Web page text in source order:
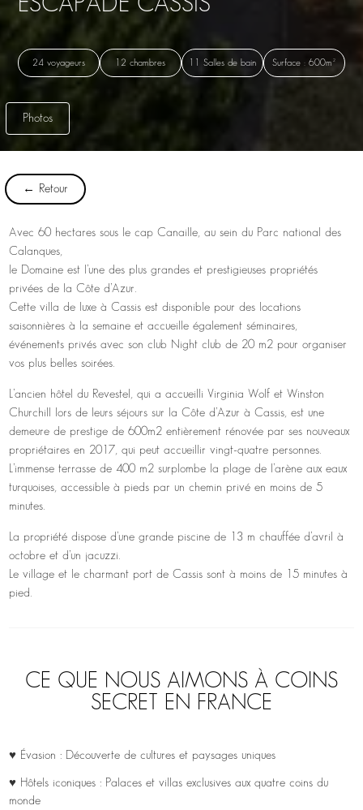
24 voyageurs 12 chambres 11 Salles de bain Surface : 600m²
Photos
← Retour
Avec 60 hectares sous le cap Canaille, au sein du Parc national des
Calanques,
le Domaine est l’une des plus grandes et prestigieuses propriétés
privées de la Côte d’Azur.
Cette villa de luxe à Cassis est disponible pour des locations
saisonnières à la semaine et accueille également séminaires,
événements privés avec son club Night club de 20 m2 pour organiser
vos plus belles soirées.
L’ancien hôtel du Revestel, qui a accueilli Virginia Wolf et Winston
Churchill lors de leurs séjours sur la Côte d’Azur à Cassis, est une
demeure de prestige de 600m2 entièrement rénovée par ses nouveaux
propriétaires en 2017, qui peut accueillir vingt-quatre personnes.
L’immense terrasse de 400 m2 surplombe la plage de l’arène aux eaux
turquoises, accessible à pieds par un chemin privé en moins de 5
minutes.
La propriété dispose d’une grande piscine de 13 m chauffée d’avril à
octobre et d’un jacuzzi.
Le village et le charmant port de Cassis sont à moins de 15 minutes à
pied.
CE QUE NOUS AIMONS À COINS
SECRET EN FRANCE
♥ Évasion : Découverte de cultures et paysages uniques
♥ Hôtels iconiques : Palaces et villas exclusives aux quatre coins du
monde